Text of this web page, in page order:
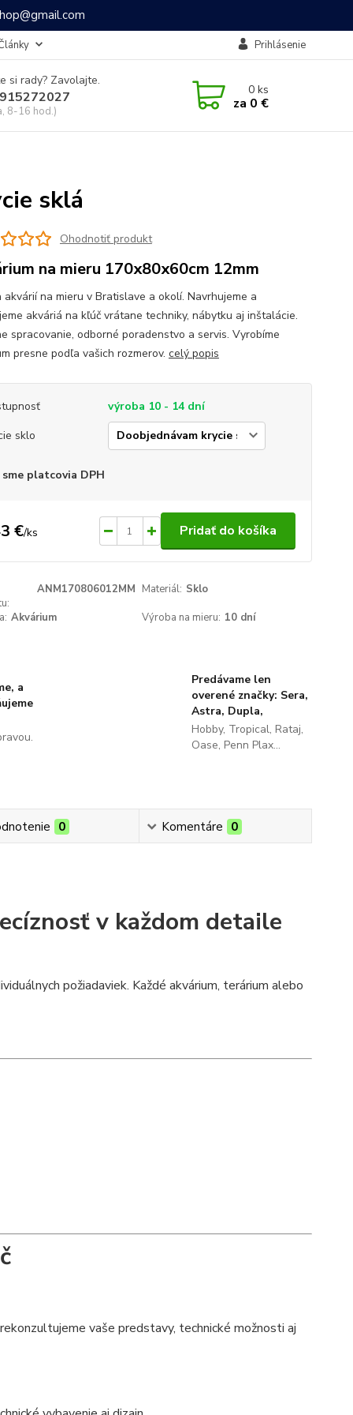
Prihlásenie
si rady? Zavolajte.
8-16 hod.)
0ks
za 0 €
sklá
Ohodnotiť produkt
na mieru 170x80x60cm 12mm
akvárií na mieru v Bratislave a okolí. Navrhujeme a
akváriá na kľúč vrátane techniky, nábytku aj inštalácie.
spracovanie, odborné poradenstvo a servis. Vyrobíme
presne podľa vašich rozmerov. celý popis
výroba 10 - 14 dní
sklo
sme platcovia DPH
€/ks Pridať do košíka
ANM170806012MM Materiál: Sklo
Akvárium Výroba na mieru: 10 dní
a
Predávame len
overené značky: Sera,
Astra, Dupla,
Hobby, Tropical, Rataj,
Oase, Penn Plax...
0 Komentáre 0
v každom detaile
požiadaviek. Každé akvárium, terárium alebo
vaše predstavy, technické možnosti aj